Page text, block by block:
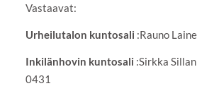
Vastaavat:
Urheilutalon kuntosali :Rauno
Inkilänhovin kuntosali :Sirkka
0431